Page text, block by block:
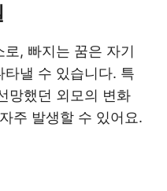
, 빠지는 꿈은 자기
낼 수 있습니다. 특
망했던 외모의 변화
주 발생할 수 있어요.